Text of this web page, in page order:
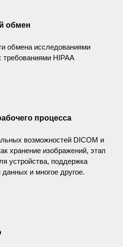
обмен
обмена исследованиями
требованиями HIPAA
процесса
возможностей DICOM и
хранение изображений, этап
устройства, поддержка
и многое другое.